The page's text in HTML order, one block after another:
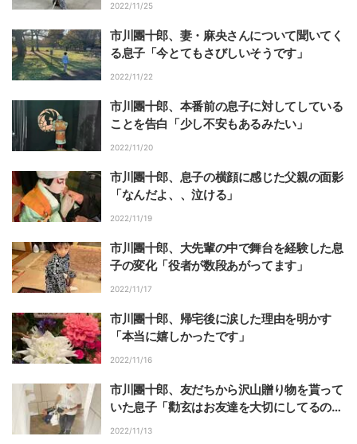
2022/11/25
市川團十郎、妻・麻央さんについて聞いてく
る息子「今とてもさびしいそうです」
2022/11/22
市川團十郎、本番前の息子に対してしている
ことを告白「少し不安もあるみたい」
2022/11/20
市川團十郎、息子の横顔に感じた父親の面影
「なんだよ、、泣ける」
2022/11/19
市川團十郎、大先輩の中で舞台を経験した息
子の変化「役者が数段あがってます」
2022/11/17
市川團十郎、帰宅後に涙した理由を明かす
「本当に嬉しかったです」
2022/11/16
市川團十郎、友だちから沢山贈り物を貰って
いた息子「勸玄はお友達を大切にしてるのだ
なーと」
2022/11/13